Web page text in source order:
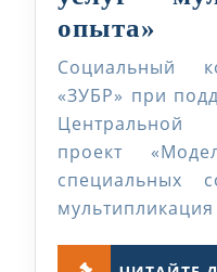
опыта»
—
Социальный
«ЗУБР» при
проект
специальных